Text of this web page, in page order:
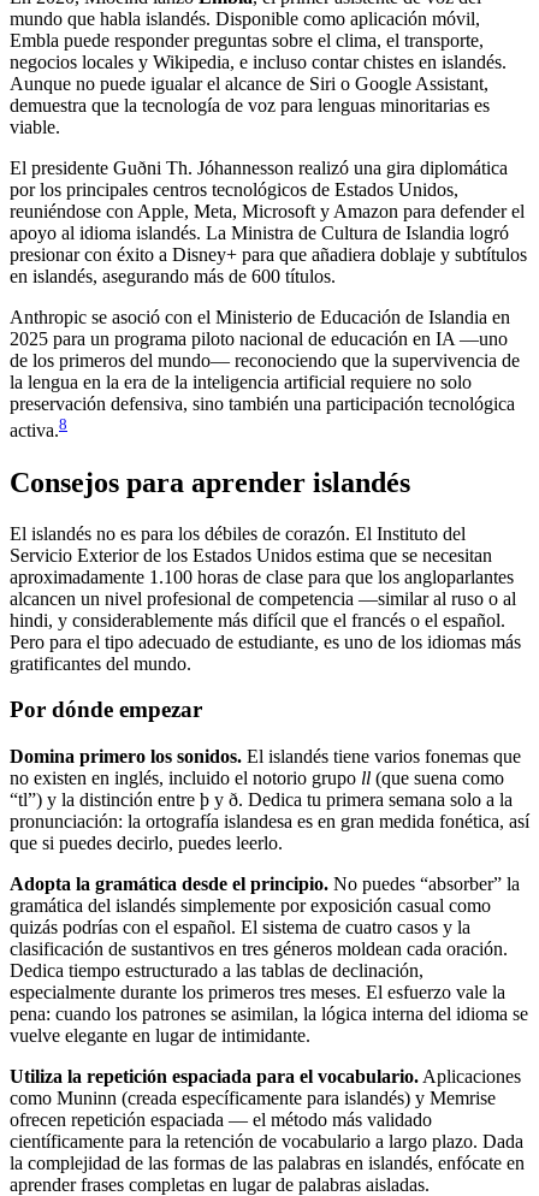
mundo que habla islandés. Disponible como aplicación móvil,
Embla puede responder preguntas sobre el clima, el transporte,
negocios locales y Wikipedia, e incluso contar chistes en islandés.
Aunque no puede igualar el alcance de Siri o Google Assistant,
demuestra que la tecnología de voz para lenguas minoritarias es
viable.
El presidente Guðni Th. Jóhannesson realizó una gira diplomática
por los principales centros tecnológicos de Estados Unidos,
reuniéndose con Apple, Meta, Microsoft y Amazon para defender el
apoyo al idioma islandés. La Ministra de Cultura de Islandia logró
presionar con éxito a Disney+ para que añadiera doblaje y subtítulos
en islandés, asegurando más de 600 títulos.
Anthropic se asoció con el Ministerio de Educación de Islandia en
2025 para un programa piloto nacional de educación en IA —uno
de los primeros del mundo— reconociendo que la supervivencia de
la lengua en la era de la inteligencia artificial requiere no solo
preservación defensiva, sino también una participación tecnológica
activa.8
Consejos para aprender islandés
El islandés no es para los débiles de corazón. El Instituto del
Servicio Exterior de los Estados Unidos estima que se necesitan
aproximadamente 1.100 horas de clase para que los angloparlantes
alcancen un nivel profesional de competencia —similar al ruso o al
hindi, y considerablemente más difícil que el francés o el español.
Pero para el tipo adecuado de estudiante, es uno de los idiomas más
gratificantes del mundo.
Por dónde empezar
Domina primero los sonidos. El islandés tiene varios fonemas que
no existen en inglés, incluido el notorio grupo ll (que suena como
“tl”) y la distinción entre þ y ð. Dedica tu primera semana solo a la
pronunciación: la ortografía islandesa es en gran medida fonética, así
que si puedes decirlo, puedes leerlo.
Adopta la gramática desde el principio. No puedes “absorber” la
gramática del islandés simplemente por exposición casual como
quizás podrías con el español. El sistema de cuatro casos y la
clasificación de sustantivos en tres géneros moldean cada oración.
Dedica tiempo estructurado a las tablas de declinación,
especialmente durante los primeros tres meses. El esfuerzo vale la
pena: cuando los patrones se asimilan, la lógica interna del idioma se
vuelve elegante en lugar de intimidante.
Utiliza la repetición espaciada para el vocabulario. Aplicaciones
como Muninn (creada específicamente para islandés) y Memrise
ofrecen repetición espaciada — el método más validado
científicamente para la retención de vocabulario a largo plazo. Dada
la complejidad de las formas de las palabras en islandés, enfócate en
aprender frases completas en lugar de palabras aisladas.